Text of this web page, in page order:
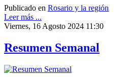
Publicado en Rosario y la región
Leer más ...
Viernes, 16 Agosto 2024 11:30
Resumen Semanal